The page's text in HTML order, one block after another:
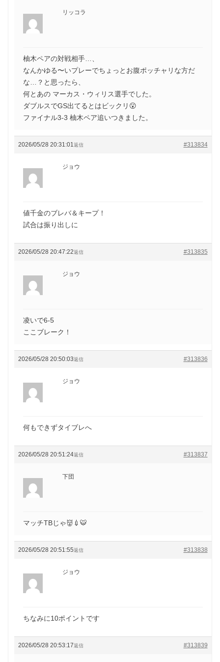
リッコラ
柚木ペアの対戦相手…、
なんかゆる〜いプレーでちょっとお腹ポッチャリな方だ
な…？と思ったら、
何とあの マーカス・ウィリス選手でした。
ダブルスでGS出てるとはビックリ😮
ファイナル3-3 柚木ペア追いつきました。
2026/05/28 20:31:01 #313834
返信
ジョウ
値千金のブレバ＆キープ！
試合は振り出しに
2026/05/28 20:47:22 #313835
返信
ジョウ
凌いで6-5
ここブレーク！
2026/05/28 20:50:03 #313836
返信
ジョウ
何もできずタイブレへ
2026/05/28 20:51:24 #313837
返信
下団
マッチTBじゃ👹💉🐯
2026/05/28 20:51:55 #313838
返信
ジョウ
ちなみに10ポイントです
2026/05/28 20:53:17 #313839
返信